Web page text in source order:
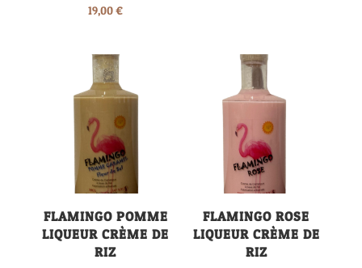
19,00€
FLAMINGO POMME
LIQUEUR CRÈME DE
RIZ
FLAMINGO ROSE
LIQUEUR CRÈME DE
RIZ